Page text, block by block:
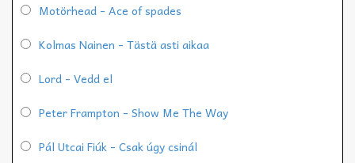
Motörhead - Ace of spades
Kolmas Nainen - Tästä asti aikaa
Lord - Vedd el
Peter Frampton - Show Me The Way
Pál Utcai Fiúk - Csak úgy csinál